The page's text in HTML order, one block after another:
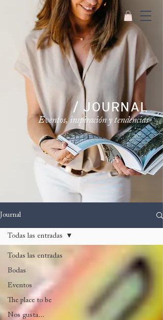
/ JOURNAL
Eventos, inspiración y tendencias
Journal
Todas las entradas
Bodas
Eventos
The place to be
Nos gusta...
Todas las entradas